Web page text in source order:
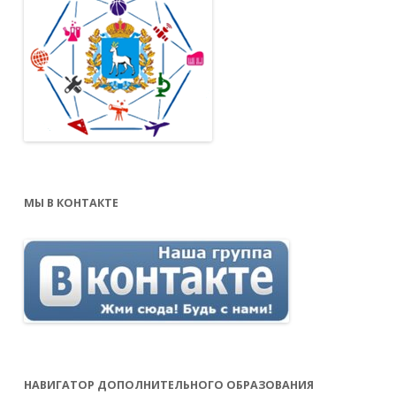
МЫ В КОНТАКТЕ
НАВИГАТОР ДОПОЛНИТЕЛЬНОГО ОБРАЗОВАНИЯ